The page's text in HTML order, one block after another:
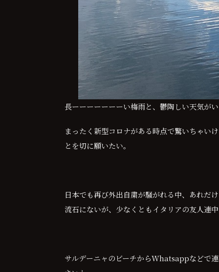
長ーーーーーーーい梅雨と、鬱陶しい天気が
まったく新型コロナがある時点で驚いちゃい
とを切に願いたい。
日本でも再び外出自粛が騒がれる中、あれだ
流石にないが、少なくともイタリアの友人連
サルデーニャのビーチからWhatsappなどで